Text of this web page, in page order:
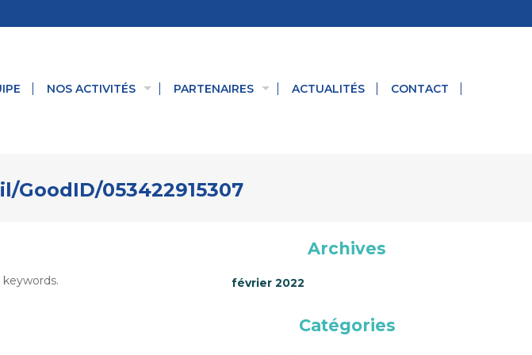
NOS ACTIVITÉS PARTENAIRES ACTUALITÉS CONTACT
GoodID/053422915307
Archives
février 2022
Catégories